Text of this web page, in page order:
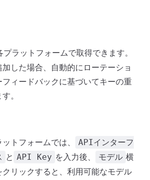
プラットフォームで取得できます。
した場合、自動的にローテーショ
フィードバックに基づいてキーの重
。
トフォームでは、
APIインターフ
と API Key を入力後、 モデル 横
リックすると、利用可能なモデル